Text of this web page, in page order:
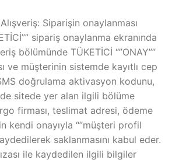
Siparişin onaylanması
sipariş onaylanma ekranında
bölümünde TÜKETİCİ “”ONAY””
ve müşterinin sistemde kayıtlı cep
doğrulama aktivasyon kodunu,
sitede yer alan ilgili bölüme
firması, teslimat adresi, ödeme
kendi onayıyla “”müşteri profil
saklanmasını kabul eder.
rızası ile kaydedilen ilgili bilgiler